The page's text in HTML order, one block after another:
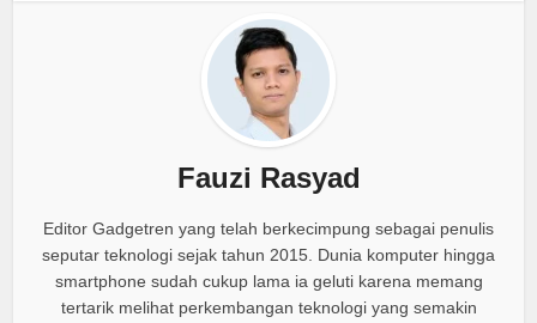
Fauzi Rasyad
Editor Gadgetren yang telah berkecimpung sebagai penulis
seputar teknologi sejak tahun 2015. Dunia komputer hingga
smartphone sudah cukup lama ia geluti karena memang
tertarik melihat perkembangan teknologi yang semakin